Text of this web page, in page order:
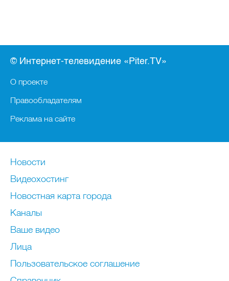
© Интернет-телевидение «Piter.TV»
О проекте
Правообладателям
Реклама на сайте
Новости
Видеохостинг
Новостная карта города
Каналы
Ваше видео
Лица
Пользовательское соглашение